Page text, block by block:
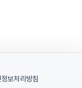
보처리방침